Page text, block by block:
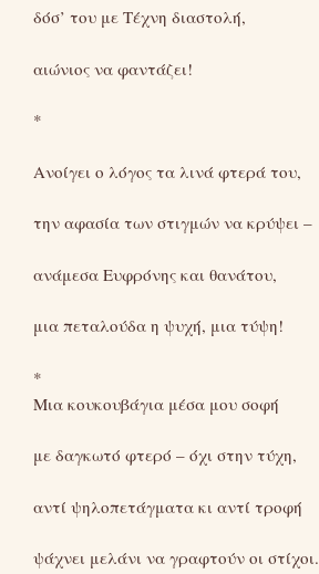
δόσ’ του με Τέχνη διαστολή,
αιώνιος να φαντάζει!
*
Ανοίγει ο λόγος τα λινά φτερά του,
την αφασία των στιγμών να κρύψει –
ανάμεσα Ευφρόνης και θανάτου,
μια πεταλούδα η ψυχή, μια τύψη!
*
Μια κουκουβάγια μέσα μου σοφή
με δαγκωτό φτερό – όχι στην τύχη,
αντί ψηλοπετάγματα κι αντί τροφή
ψάχνει μελάνι να γραφτούν οι στίχοι.